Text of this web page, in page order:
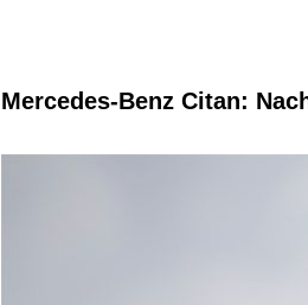
Mercedes-Benz Citan: